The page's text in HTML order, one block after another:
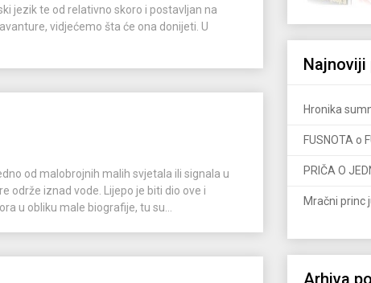
jezik te od relativno skoro i postavljan na
vidjećemo šta će ona donijeti. U
od malobrojnih malih svjetala ili signala u
održe iznad vode. Lijepo je biti dio ove i
u obliku male biografije, tu su...
Hronika
FUSNOTA o
PRIČA O
Mračni princ